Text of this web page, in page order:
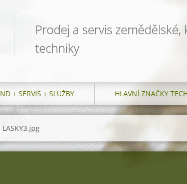
Prodej a servis
techniky
ND + SERVIS + SLUŽBY HLAVNÍ ZNAČKY
LASKY3.jpg